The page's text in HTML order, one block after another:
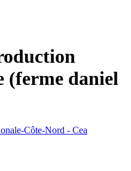
(ferme daniel
Côte-Nord - Cea